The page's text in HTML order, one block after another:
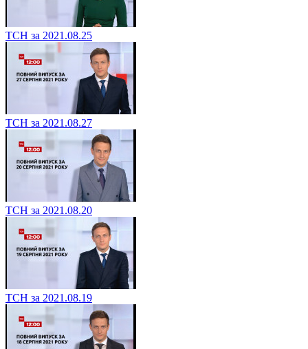
ТСН за 2021.08.25
ТСН за 2021.08.27
ТСН за 2021.08.20
ТСН за 2021.08.19